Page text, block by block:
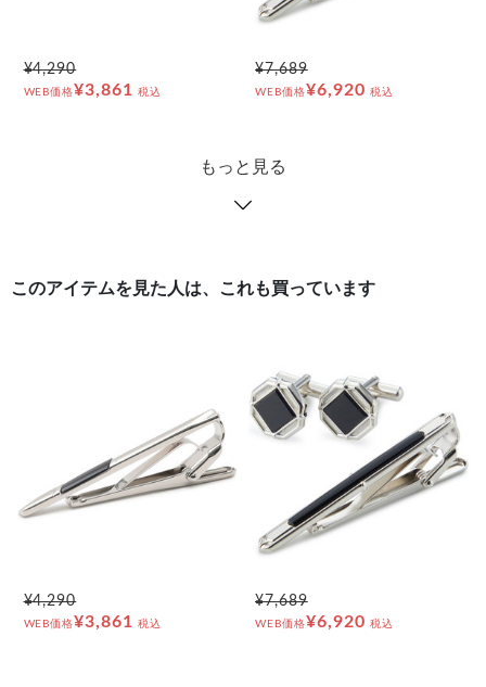
¥4,290
WEB価格¥3,861 税込
¥7,689
WEB価格¥6,920 税込
もっと見る
このアイテムを見た人は、これも買っています
¥4,290
WEB価格¥3,861 税込
¥7,689
WEB価格¥6,920 税込